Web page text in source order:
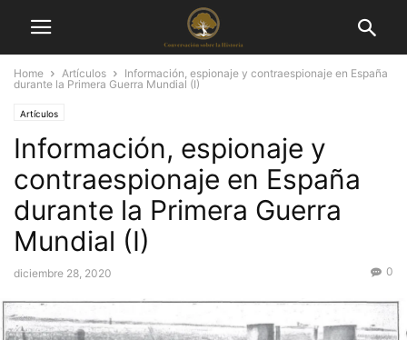
Home Artículos
Información, espionaje y contraespionaje en España
durante la Primera Guerra Mundial (I)
Artículos
Información, espionaje y
contraespionaje en España
durante la Primera Guerra
Mundial (I)
diciembre 28, 2020 0